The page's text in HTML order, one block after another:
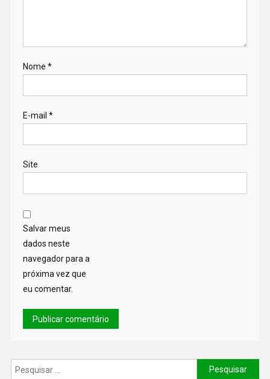
Nome *
E-mail *
Site
Salvar meus
dados neste
navegador para a
próxima vez que
eu comentar.